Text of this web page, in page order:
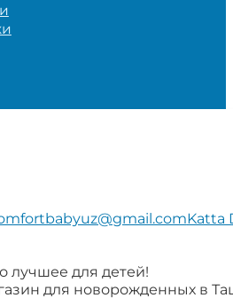
Katta
Facebook
в Instagram
в Telegram
нами в YouTube
лучшее для детей!
для новорожденных в